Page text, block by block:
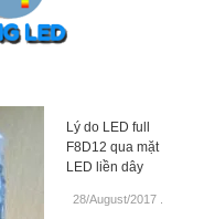
Lý do LED full
F8D12 qua mặt
LED liền dây
28/August/2017